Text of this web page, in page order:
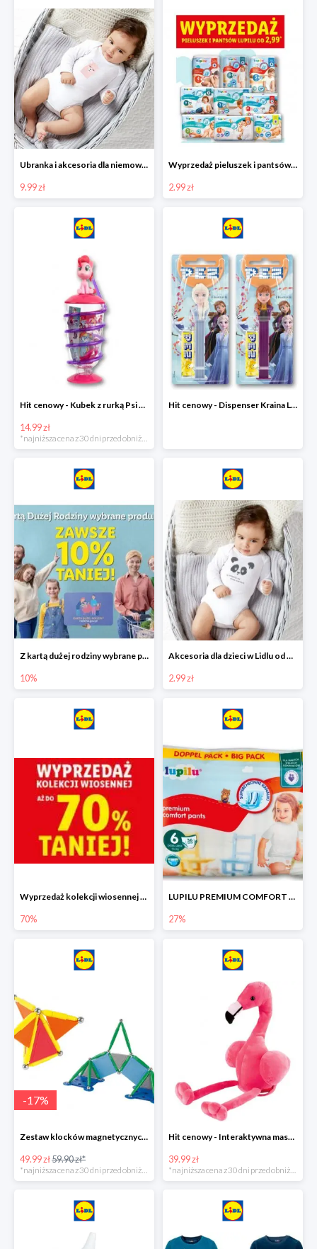
Ubranka i akcesoria dla niemowląt w Lidlu od 9,99 zł
9.99 zł
Wyprzedaż pieluszek i pantsów LUPILU od 2,99 zł
2.99 zł
Hit cenowy - Kubek z rurką Psi Patrol, PONY, Minionki, Peppa
14.99 zł
Hit cenowy - Dispenser Kraina Lodu
Z kartą dużej rodziny wybrane produkty w Lidlu -10%
10%
Akcesoria dla dzieci w Lidlu od 2,99 zł
2.99 zł
Wyprzedaż kolekcji wiosennej w Lidlu do -70%
70%
LUPILU PREMIUM COMFORT Pantsy, rozmiar 5 lub 6, gigapaka -27%
27%
-17%
Zestaw klocków magnetycznych -16%
49.99 zł59.90 zł*
*najniższa cena z 30 dni przed obniżką
Hit cenowy - Interaktywna maskotka z efektami dźwiękowymi
39.99 zł
*najniższa cena z 30 dni przed obniżką